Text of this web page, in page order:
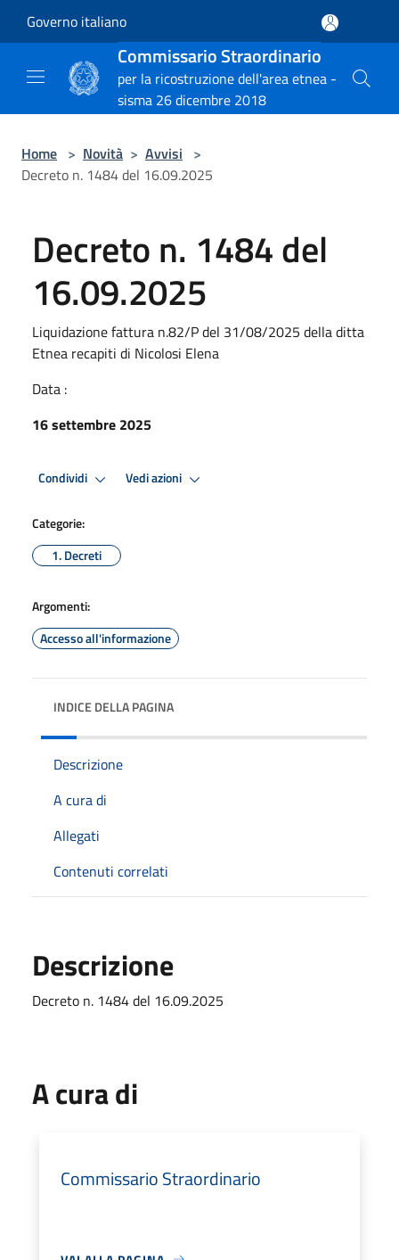
Governo italiano
Commissario Straordinario
per la ricostruzione dell'area etnea -
sisma 26 dicembre 2018
Home > Novità > Avvisi >
Decreto n. 1484 del 16.09.2025
Decreto n. 1484 del
16.09.2025
Liquidazione fattura n.82/P del 31/08/2025 della ditta
Etnea recapiti di Nicolosi Elena
Data :
16 settembre 2025
Condividi Vedi azioni
Categorie:
1. Decreti
Argomenti:
Accesso all'informazione
INDICE DELLA PAGINA
Descrizione
A cura di
Allegati
Contenuti correlati
Descrizione
Decreto n. 1484 del 16.09.2025
A cura di
Commissario Straordinario